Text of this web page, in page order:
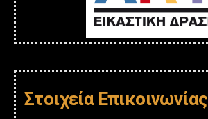
Στοιχεία Επικοινωνίας